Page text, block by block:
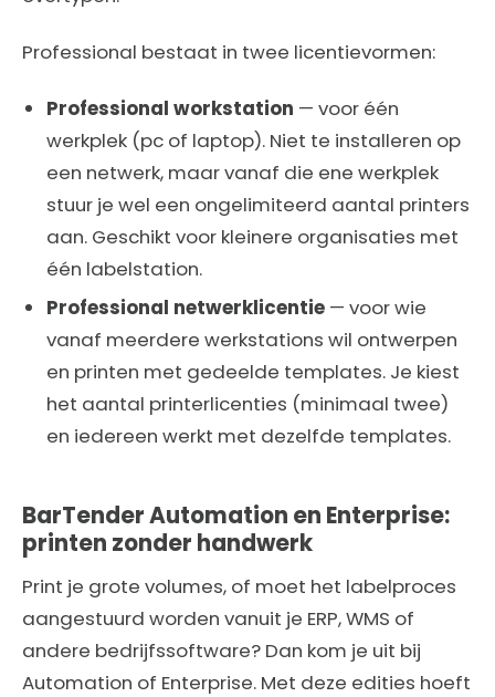
Professional bestaat in twee licentievormen:
Professional workstation — voor één
werkplek (pc of laptop). Niet te installeren op
een netwerk, maar vanaf die ene werkplek
stuur je wel een ongelimiteerd aantal printers
aan. Geschikt voor kleinere organisaties met
één labelstation.
Professional netwerklicentie— voor wie
vanaf meerdere werkstations wil ontwerpen
en printen met gedeelde templates. Je kiest
het aantal printerlicenties (minimaal twee)
en iedereen werkt met dezelfde templates.
BarTender Automation en Enterprise:
printen zonder handwerk
Print je grote volumes, of moet het labelproces
aangestuurd worden vanuit je ERP, WMS of
andere bedrijfssoftware? Dan kom je uit bij
Automation of Enterprise. Met deze edities hoeft